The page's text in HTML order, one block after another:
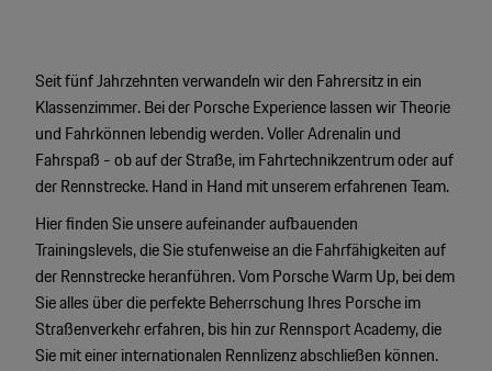
Wir über uns
Newsletter
Porsche Shop
Mein Porsche Account
YouTube Channel
Porsche Gebrauchtwagen
Konfigurator
Car Configurator
Porsche Timepieces
Porsche Poster Designer
Seit fünf Jahrzehnten verwandeln wir den Fahrersitz in ein
Klassenzimmer. Bei der Porsche Experience lassen wir Theorie
und Fahrkönnen lebendig werden. Voller Adrenalin und
Fahrspaß - ob auf der Straße, im Fahrtechnikzentrum oder auf
der Rennstrecke. Hand in Hand mit unserem erfahrenen Team.
Hier finden Sie unsere aufeinander aufbauenden
Trainingslevels, die Sie stufenweise an die Fahrfähigkeiten auf
der Rennstrecke heranführen. Vom Porsche Warm Up, bei dem
Sie alles über die perfekte Beherrschung Ihres Porsche im
Straßenverkehr erfahren, bis hin zur Rennsport Academy, die
Sie mit einer internationalen Rennlizenz abschließen können.